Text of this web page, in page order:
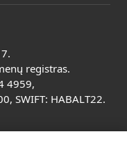
registras.
4959,
SWIFT: HABALT22.